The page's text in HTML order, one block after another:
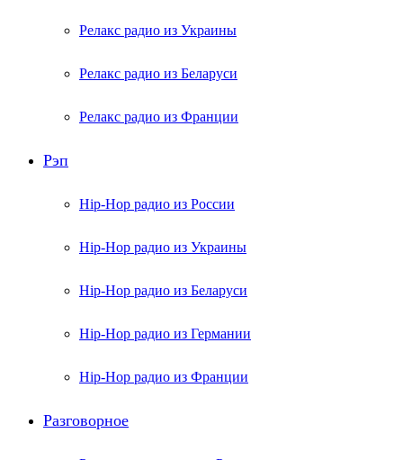
Релакс радио из Украины
Релакс радио из Беларуси
Релакс радио из Франции
Рэп
Hip-Hop радио из России
Hip-Hop радио из Украины
Hip-Hop радио из Беларуси
Hip-Hop радио из Германии
Hip-Hop радио из Франции
Разговорное